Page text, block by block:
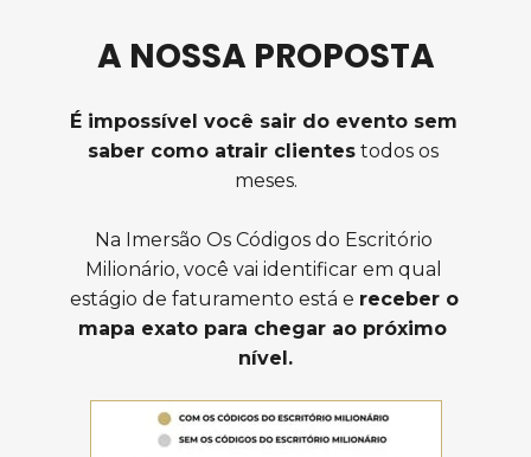
A NOSSA PROPOSTA
É impossível você sair do evento sem
saber como atrair clientes todos os
meses.
Na Imersão Os Códigos do Escritório
Milionário, você vai identificar em qual
estágio de faturamento está e receber o
mapa exato para chegar ao próximo
nível.